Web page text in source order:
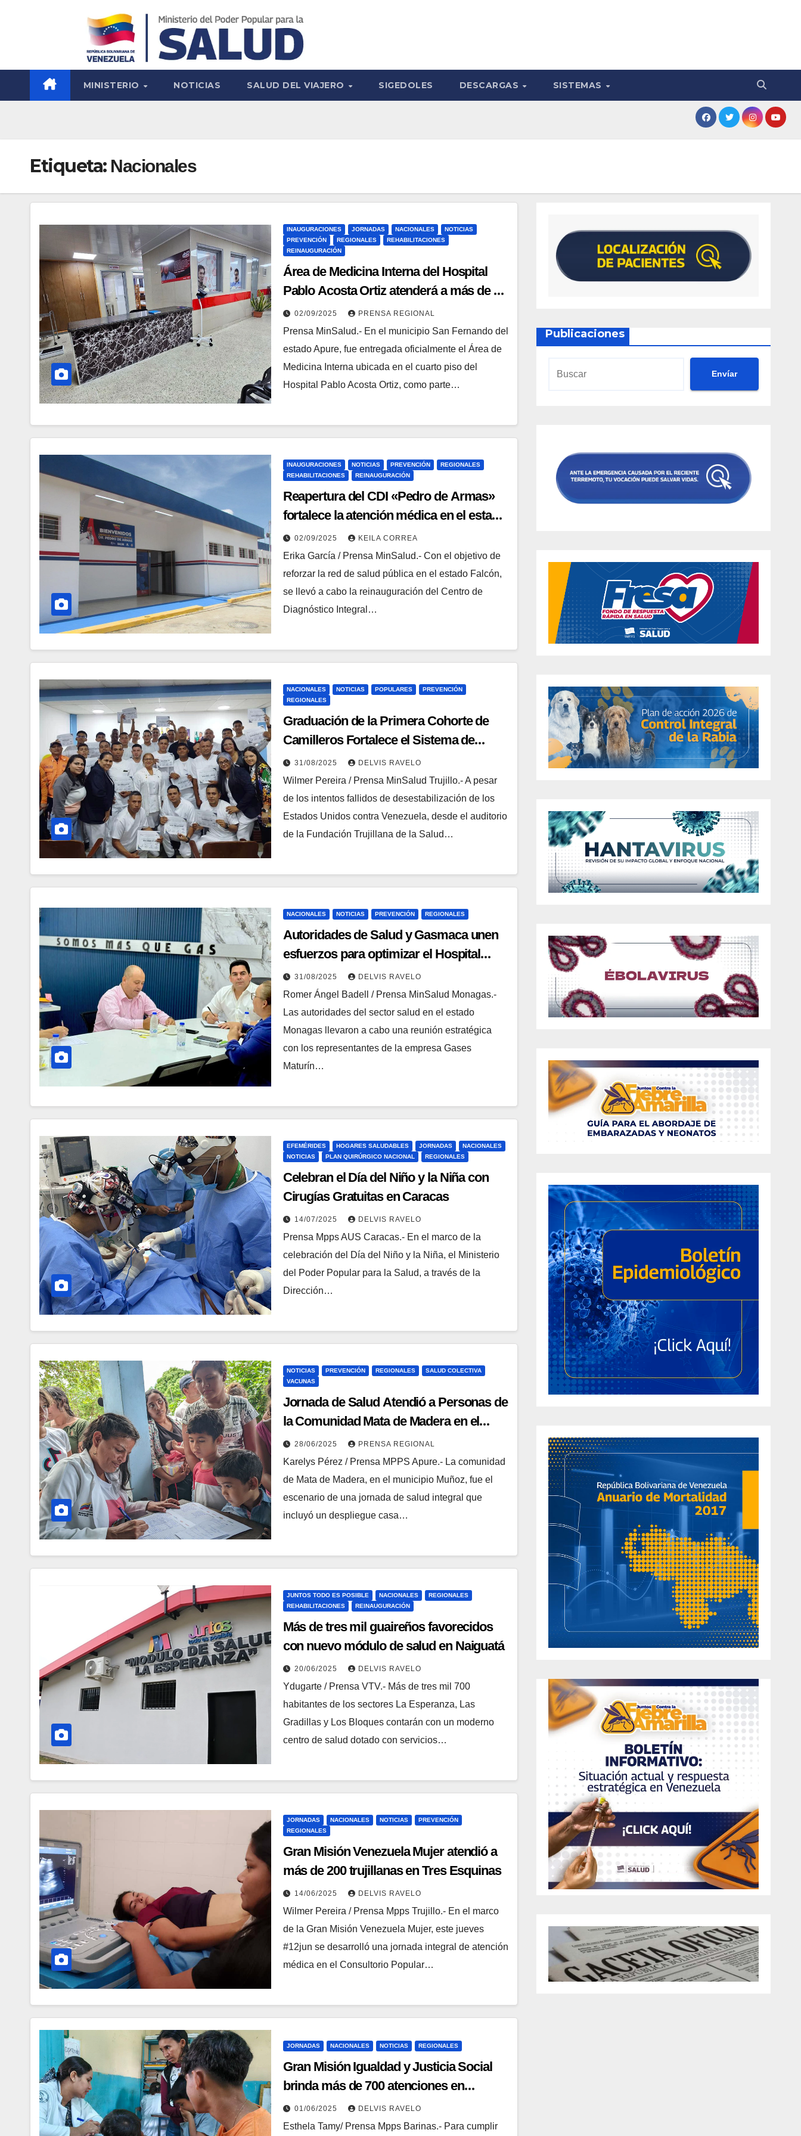
MINISTERIO NOTICIAS SALUD DEL VIAJERO SIGEDOLES DESCARGAS SISTEMAS
Etiqueta: Nacionales
INAUGURACIONES JORNADAS NACIONALES
NOTICIAS
PREVENCIÓN
REGIONALES
REHABILITACIONES
REINAUGURACIÓN
Área de Medicina Interna del Hospital
Pablo Acosta Ortiz atenderá a más de 27
mil apureños
02/09/2025 PRENSA REGIONAL
Prensa MinSalud.- En el municipio San Fernando del
estado Apure, fue entregada oficialmente el Área de
Medicina Interna ubicada en el cuarto piso del
Hospital Pablo Acosta Ortiz, como parte…
INAUGURACIONES NOTICIAS PREVENCIÓN
REGIONALES
REHABILITACIONES
REINAUGURACIÓN
Reapertura del CDI «Pedro de Armas»
fortalece la atención médica en el estado
Falcón
02/09/2025 KEILA CORREA
Erika García / Prensa MinSalud.- Con el objetivo de
reforzar la red de salud pública en el estado Falcón,
se llevó a cabo la reinauguración del Centro de
Diagnóstico Integral…
NACIONALES NOTICIAS POPULARES
PREVENCIÓN
REGIONALES
Graduación de la Primera Cohorte de
Camilleros Fortalece el Sistema de
Salud en Trujillo
31/08/2025 DELVIS RAVELO
Wilmer Pereira / Prensa MinSalud Trujillo.- A pesar
de los intentos fallidos de desestabilización de los
Estados Unidos contra Venezuela, desde el auditorio
de la Fundación Trujillana de la Salud…
NACIONALES NOTICIAS PREVENCIÓN REGIONALES
Autoridades de Salud y Gasmaca unen
esfuerzos para optimizar el Hospital
Manuel Núñez Tovar
31/08/2025 DELVIS RAVELO
Romer Ángel Badell / Prensa MinSalud Monagas.-
Las autoridades del sector salud en el estado
Monagas llevaron a cabo una reunión estratégica
con los representantes de la empresa Gases
Maturín…
EFEMÉRIDES HOGARES SALUDABLES JORNADAS
NACIONALES
NOTICIAS
PLAN QUIRÚRGICO NACIONAL REGIONALES
Celebran el Día del Niño y la Niña con
Cirugías Gratuitas en Caracas
14/07/2025 DELVIS RAVELO
Prensa Mpps AUS Caracas.- En el marco de la
celebración del Día del Niño y la Niña, el Ministerio
del Poder Popular para la Salud, a través de la
Dirección…
NOTICIAS PREVENCIÓN REGIONALES
SALUD COLECTIVA
VACUNAS
Jornada de Salud Atendió a Personas de
la Comunidad Mata de Madera en el
Municipio Muñoz en Apure
28/06/2025 PRENSA REGIONAL
Karelys Pérez / Prensa MPPS Apure.- La comunidad
de Mata de Madera, en el municipio Muñoz, fue el
escenario de una jornada de salud integral que
incluyó un despliegue casa…
JUNTOS TODO ES POSIBLE NACIONALES
REGIONALES
REHABILITACIONES
REINAUGURACIÓN
Más de tres mil guaireños favorecidos
con nuevo módulo de salud en Naiguatá
20/06/2025 DELVIS RAVELO
Ydugarte / Prensa VTV.- Más de tres mil 700
habitantes de los sectores La Esperanza, Las
Gradillas y Los Bloques contarán con un moderno
centro de salud dotado con servicios…
JORNADAS NACIONALES NOTICIAS
PREVENCIÓN
REGIONALES
Gran Misión Venezuela Mujer atendió a
más de 200 trujillanas en Tres Esquinas
14/06/2025 DELVIS RAVELO
Wilmer Pereira / Prensa Mpps Trujillo.- En el marco
de la Gran Misión Venezuela Mujer, este jueves
#12jun se desarrolló una jornada integral de atención
médica en el Consultorio Popular…
JORNADAS NACIONALES NOTICIAS REGIONALES
Gran Misión Igualdad y Justicia Social
brinda más de 700 atenciones en
Barinas.
01/06/2025 DELVIS RAVELO
Esthela Tamy/ Prensa Mpps Barinas.- Para cumplir
Publicaciones
Envíar